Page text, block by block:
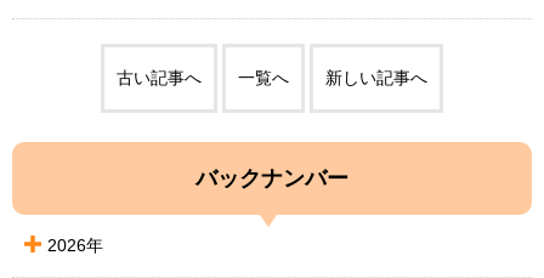
古い記事へ 一覧へ 新しい記事へ
バックナンバー
2026年